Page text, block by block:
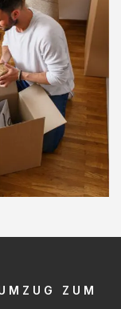
ZUM